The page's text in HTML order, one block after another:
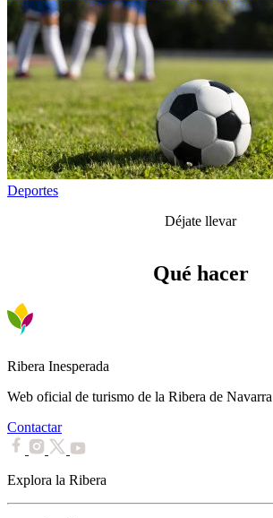
Deportes
Déjate llevar
Qué hacer
Ribera Inesperada
Web oficial de turismo de la Ribera de Navarra
Contactar
Explora la Ribera